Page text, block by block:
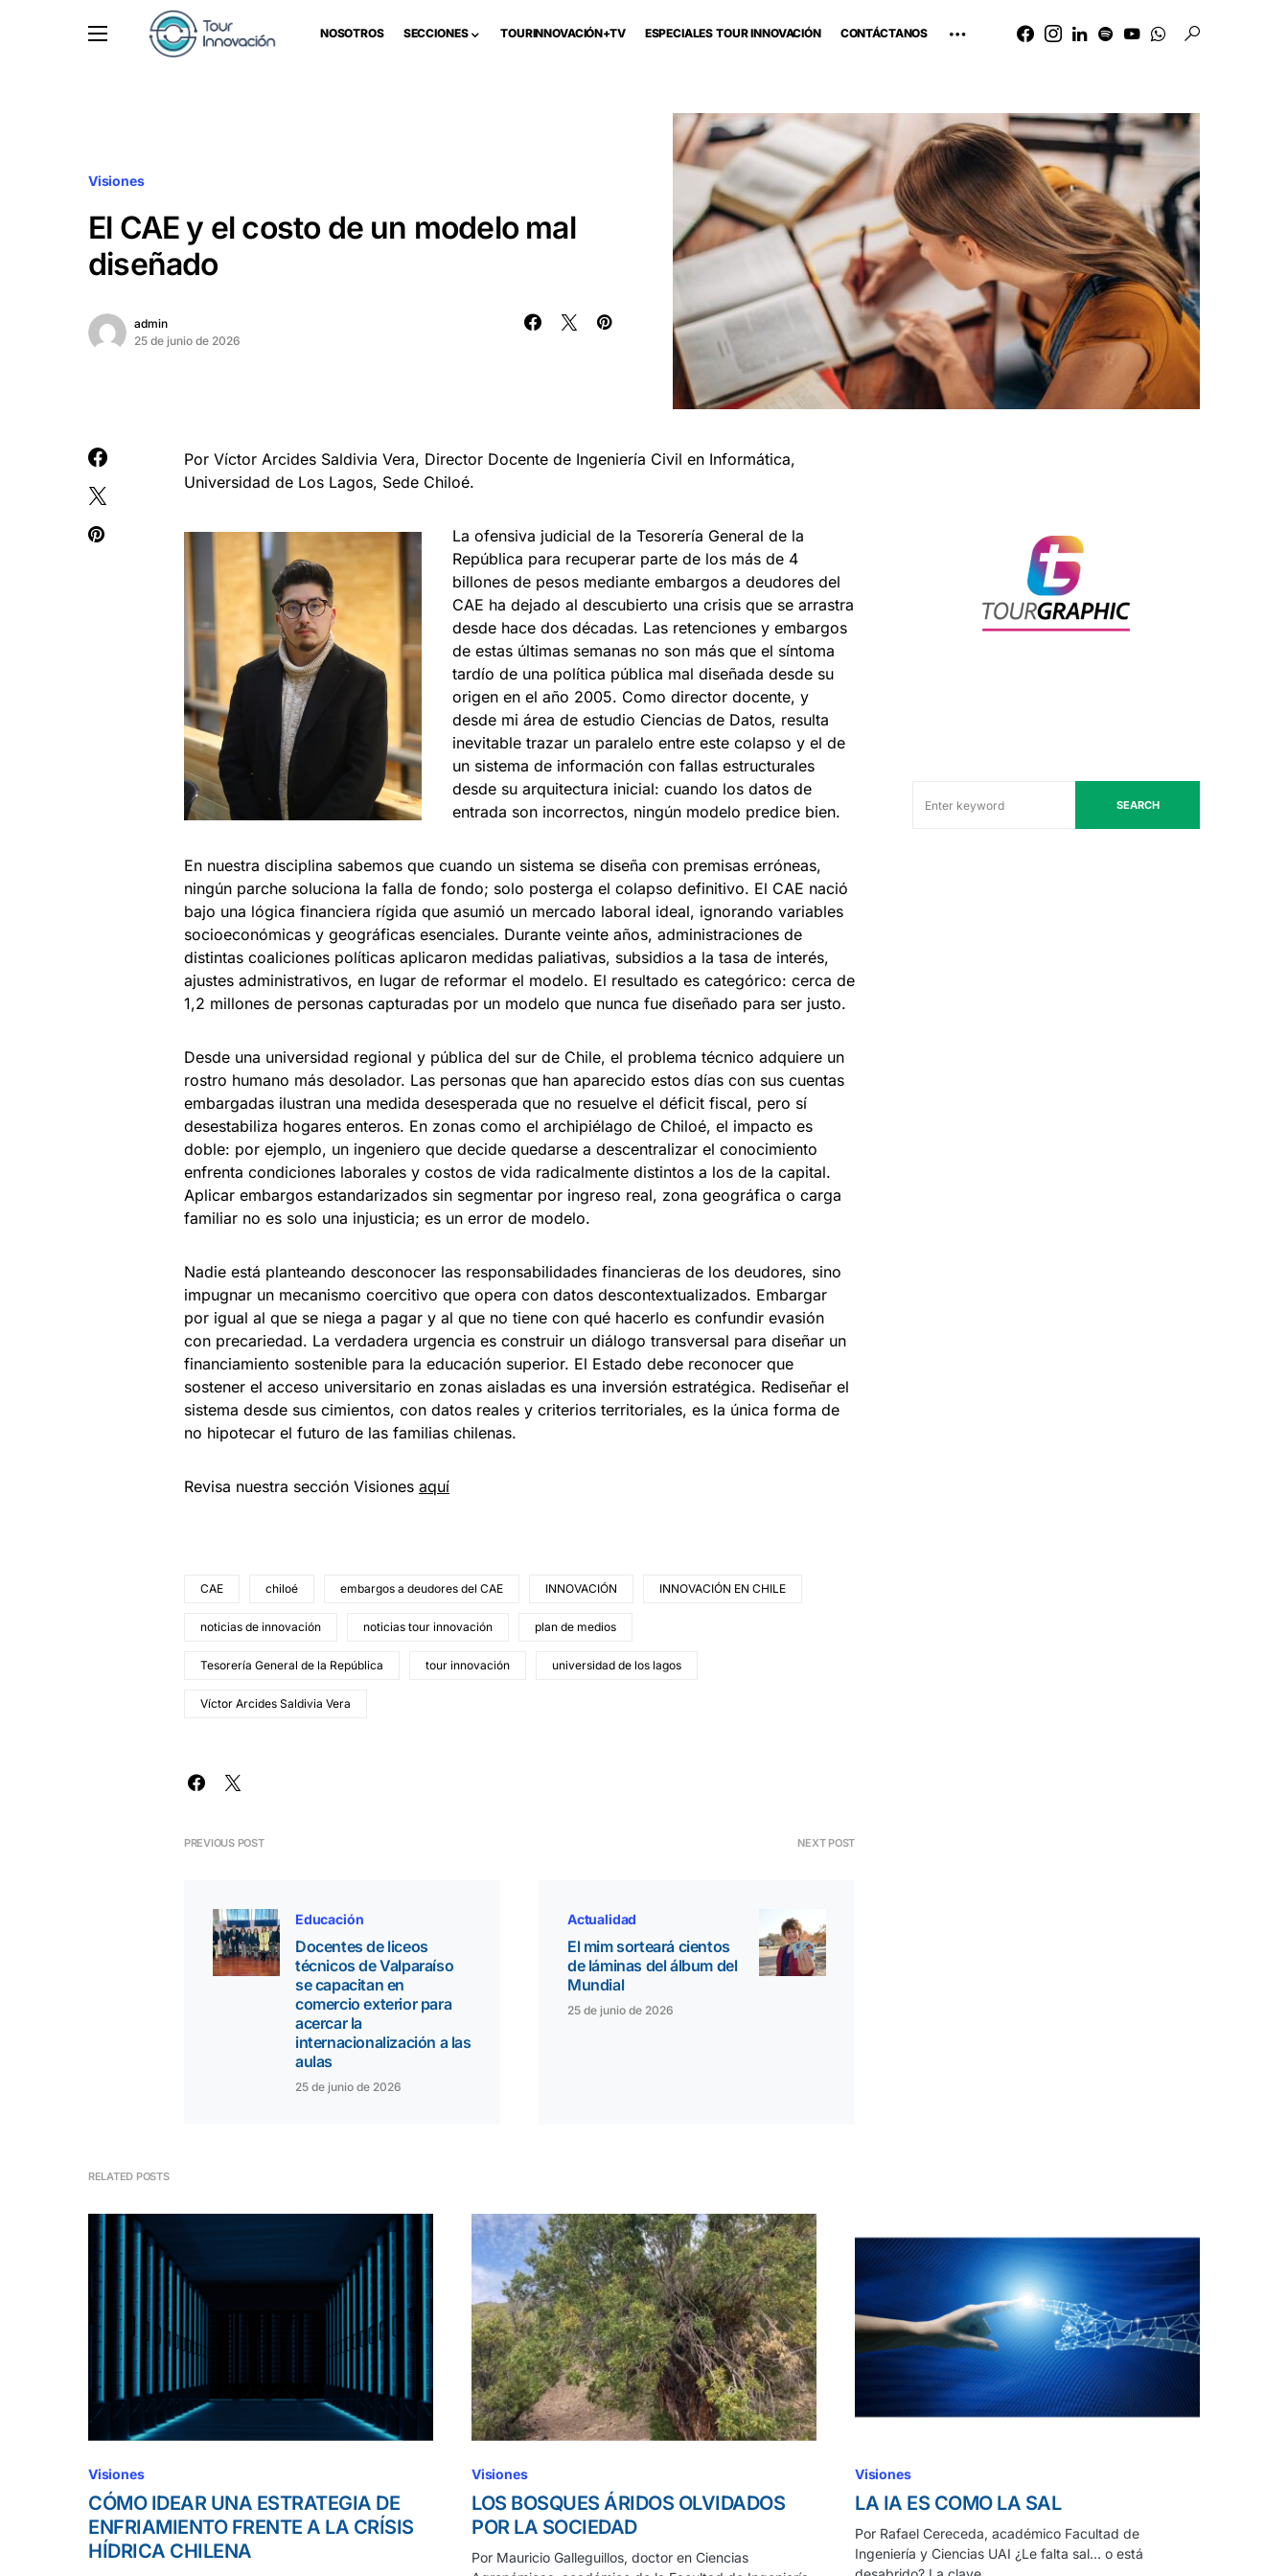
NOSOTROS SECCIONES TOURINNOVACIÓN+TV ESPECIALES TOUR INNOVACIÓN CONTÁCTANOS
Visiones
El CAE y el costo de un modelo mal
diseñado
admin
25 de junio de 2026
Por Víctor Arcides Saldivia Vera, Director Docente de Ingeniería Civil en Informática,
Universidad de Los Lagos, Sede Chiloé.
La ofensiva judicial de la Tesorería General de la
República para recuperar parte de los más de 4
billones de pesos mediante embargos a deudores del
CAE ha dejado al descubierto una crisis que se arrastra
desde hace dos décadas. Las retenciones y embargos
de estas últimas semanas no son más que el síntoma
tardío de una política pública mal diseñada desde su
origen en el año 2005. Como director docente, y
desde mi área de estudio Ciencias de Datos, resulta
inevitable trazar un paralelo entre este colapso y el de
un sistema de información con fallas estructurales
desde su arquitectura inicial: cuando los datos de
entrada son incorrectos, ningún modelo predice bien.
En nuestra disciplina sabemos que cuando un sistema se diseña con premisas erróneas,
ningún parche soluciona la falla de fondo; solo posterga el colapso definitivo. El CAE nació
bajo una lógica financiera rígida que asumió un mercado laboral ideal, ignorando variables
socioeconómicas y geográficas esenciales. Durante veinte años, administraciones de
distintas coaliciones políticas aplicaron medidas paliativas, subsidios a la tasa de interés,
ajustes administrativos, en lugar de reformar el modelo. El resultado es categórico: cerca de
1,2 millones de personas capturadas por un modelo que nunca fue diseñado para ser justo.
Desde una universidad regional y pública del sur de Chile, el problema técnico adquiere un
rostro humano más desolador. Las personas que han aparecido estos días con sus cuentas
embargadas ilustran una medida desesperada que no resuelve el déficit fiscal, pero sí
desestabiliza hogares enteros. En zonas como el archipiélago de Chiloé, el impacto es
doble: por ejemplo, un ingeniero que decide quedarse a descentralizar el conocimiento
enfrenta condiciones laborales y costos de vida radicalmente distintos a los de la capital.
Aplicar embargos estandarizados sin segmentar por ingreso real, zona geográfica o carga
familiar no es solo una injusticia; es un error de modelo.
Nadie está planteando desconocer las responsabilidades financieras de los deudores, sino
impugnar un mecanismo coercitivo que opera con datos descontextualizados. Embargar
por igual al que se niega a pagar y al que no tiene con qué hacerlo es confundir evasión
con precariedad. La verdadera urgencia es construir un diálogo transversal para diseñar un
financiamiento sostenible para la educación superior. El Estado debe reconocer que
sostener el acceso universitario en zonas aisladas es una inversión estratégica. Rediseñar el
sistema desde sus cimientos, con datos reales y criterios territoriales, es la única forma de
no hipotecar el futuro de las familias chilenas.
Revisa nuestra sección Visiones aquí
CAE chiloé embargos a deudores del CAE INNOVACIÓN INNOVACIÓN EN CHILE
noticias de innovación noticias tour innovación plan de medios
Tesorería General de la República tour innovación universidad de los lagos
Víctor Arcides Saldivia Vera
PREVIOUS POST
Educación
Docentes de liceos
técnicos de Valparaíso
se capacitan en
comercio exterior para
acercar la
internacionalización a las
aulas
25 de junio de 2026
NEXT POST
Actualidad
El mim sorteará cientos
de láminas del álbum del
Mundial
25 de junio de 2026
SEARCH
RELATED POSTS
Visiones
CÓMO IDEAR UNA ESTRATEGIA DE
ENFRIAMIENTO FRENTE A LA CRÍSIS
HÍDRICA CHILENA
Visiones
LOS BOSQUES ÁRIDOS OLVIDADOS
POR LA SOCIEDAD
Por Mauricio Galleguillos, doctor en Ciencias
Visiones
LA IA ES COMO LA SAL
Por Rafael Cereceda, académico Facultad de
Ingeniería y Ciencias UAI ¿Le falta sal… o está